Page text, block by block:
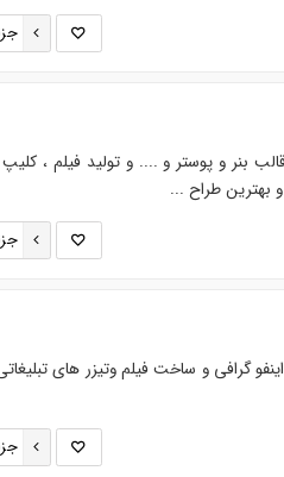
بنر و پوستر و .... و تولید فیلم ، کلیپ
بهترین طراح ...
گرافی و ساخت فیلم وتیزر های